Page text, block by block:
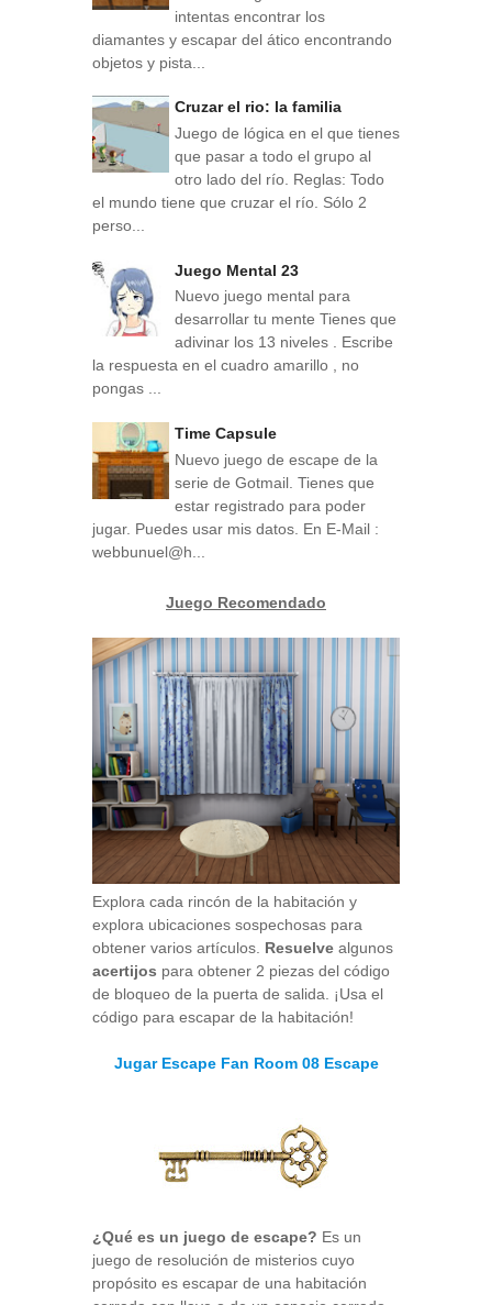
intentas encontrar los
diamantes y escapar del ático encontrando
objetos y pista...
Cruzar el rio: la familia
Juego de lógica en el que tienes
que pasar a todo el grupo al
otro lado del río. Reglas: Todo
el mundo tiene que cruzar el río. Sólo 2
perso...
Juego Mental 23
Nuevo juego mental para
desarrollar tu mente Tienes que
adivinar los 13 niveles . Escribe
la respuesta en el cuadro amarillo , no
pongas ...
Time Capsule
Nuevo juego de escape de la
serie de Gotmail. Tienes que
estar registrado para poder
jugar. Puedes usar mis datos. En E-Mail :
webbunuel@h...
Juego Recomendado
Explora cada rincón de la habitación y
explora ubicaciones sospechosas para
obtener varios artículos. Resuelve algunos
acertijos para obtener 2 piezas del código
de bloqueo de la puerta de salida. ¡Usa el
código para escapar de la habitación!
Jugar Escape Fan Room 08 Escape
¿Qué es un juego de escape? Es un
juego de resolución de misterios cuyo
propósito es escapar de una habitación